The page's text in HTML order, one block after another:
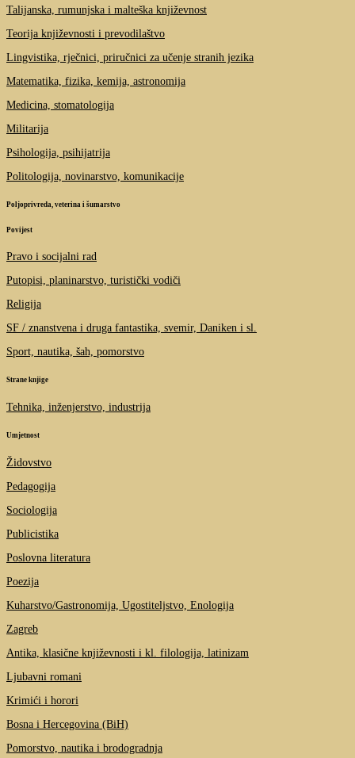
Talijanska, rumunjska i malteška književnost
Teorija književnosti i prevodilaštvo
Lingvistika, rječnici, priručnici za učenje stranih jezika
Matematika, fizika, kemija, astronomija
Medicina, stomatologija
Militarija
Psihologija, psihijatrija
Politologija, novinarstvo, komunikacije
Poljoprivreda, veterina i šumarstvo
Povijest
Pravo i socijalni rad
Putopisi, planinarstvo, turistički vodiči
Religija
SF / znanstvena i druga fantastika, svemir, Daniken i sl.
Sport, nautika, šah, pomorstvo
Strane knjige
Tehnika, inženjerstvo, industrija
Umjetnost
Židovstvo
Pedagogija
Sociologija
Publicistika
Poslovna literatura
Poezija
Kuharstvo/Gastronomija, Ugostiteljstvo, Enologija
Zagreb
Antika, klasične književnosti i kl. filologija, latinizam
Ljubavni romani
Krimići i horori
Bosna i Hercegovina (BiH)
Pomorstvo, nautika i brodogradnja